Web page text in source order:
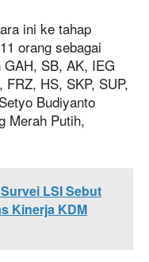
ini ke tahap
orang sebagai
SB, AK, IEG
HS, SKP, SUP,
Budiyanto
Merah Putih,
LSI Sebut
Kinerja KDM